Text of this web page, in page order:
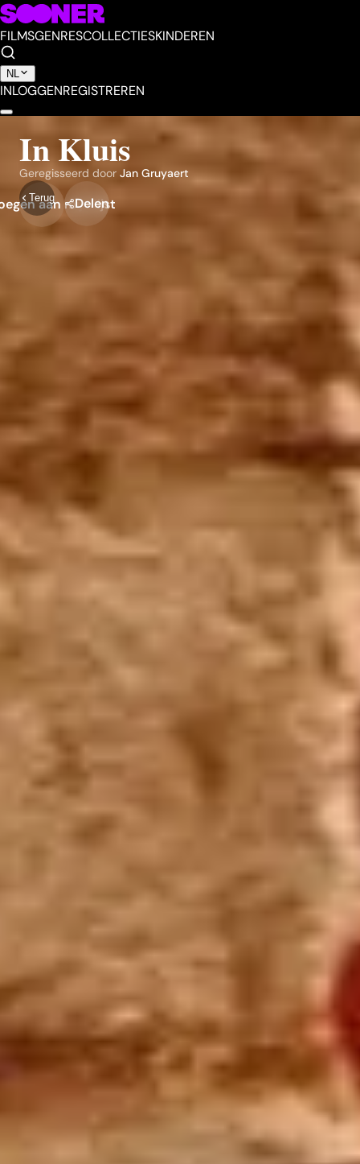
FILMSGENRESCOLLECTIESKINDEREN
NL
INLOGGENREGISTREREN
Terug
In Kluis
Geregisseerd door Jan Gruyaert
aan mijn lijst
Delen